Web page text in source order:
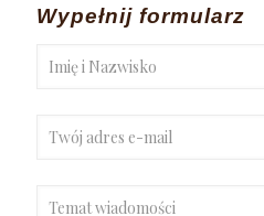
Wypełnij formularz